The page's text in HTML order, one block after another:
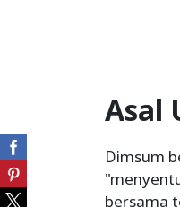
Asal
Dimsum
bersama